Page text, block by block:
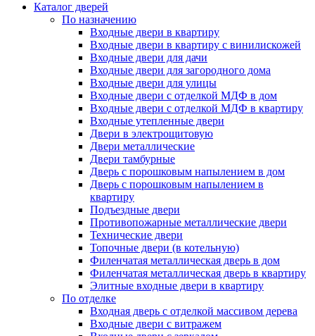
Каталог дверей
По назначению
Входные двери в квартиру
Входные двери в квартиру с винилискожей
Входные двери для дачи
Входные двери для загородного дома
Входные двери для улицы
Входные двери с отделкой МДФ в дом
Входные двери с отделкой МДФ в квартиру
Входные утепленные двери
Двери в электрощитовую
Двери металлические
Двери тамбурные
Дверь с порошковым напылением в дом
Дверь с порошковым напылением в
квартиру
Подъездные двери
Противопожарные металлические двери
Технические двери
Топочные двери (в котельную)
Филенчатая металлическая дверь в дом
Филенчатая металлическая дверь в квартиру
Элитные входные двери в квартиру
По отделке
Входная дверь с отделкой массивом дерева
Входные двери с витражем